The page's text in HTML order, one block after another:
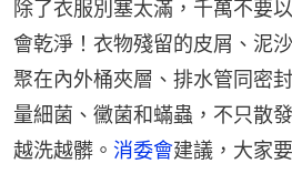
除了衣服別塞太滿，千萬不要
會乾淨！衣物殘留的皮屑、泥
聚在內外桶夾層、排水管同密
量細菌、黴菌和蟎蟲，不只散
越洗越髒。 消委會建議，大家